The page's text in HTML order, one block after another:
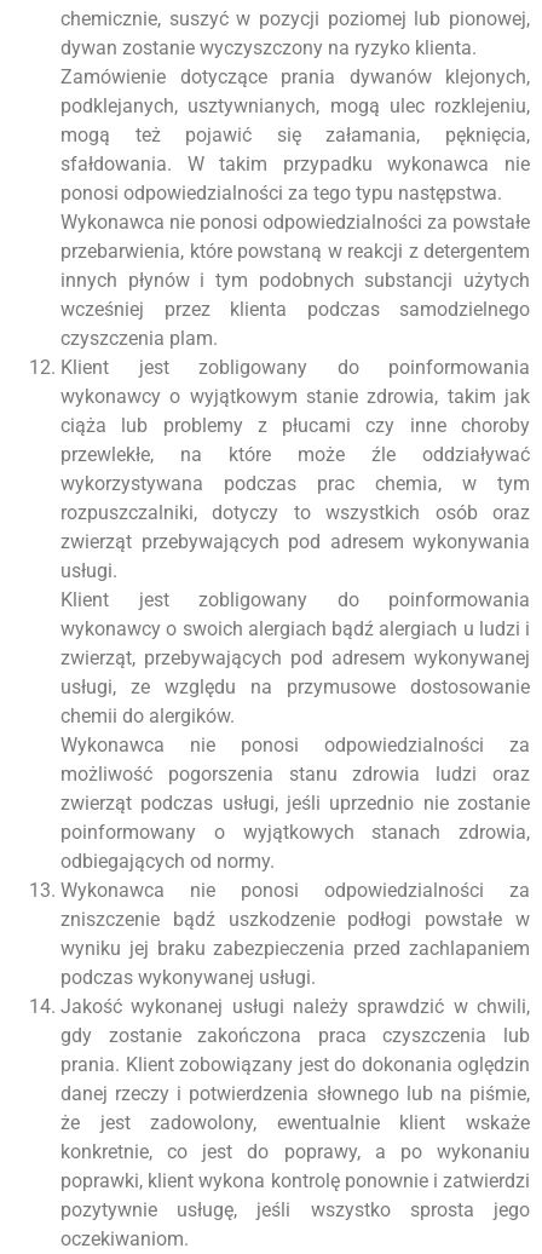
chemicznie, suszyć w pozycji poziomej lub pionowej,
dywan zostanie wyczyszczony na ryzyko klienta.
Zamówienie dotyczące prania dywanów klejonych,
podklejanych, usztywnianych, mogą ulec rozklejeniu,
mogą też pojawić się załamania, pęknięcia,
sfałdowania. W takim przypadku wykonawca nie
ponosi odpowiedzialności za tego typu następstwa.
Wykonawca nie ponosi odpowiedzialności za powstałe
przebarwienia, które powstaną w reakcji z detergentem
innych płynów i tym podobnych substancji użytych
wcześniej przez klienta podczas samodzielnego
czyszczenia plam.
Klient jest zobligowany do poinformowania
wykonawcy o wyjątkowym stanie zdrowia, takim jak
ciąża lub problemy z płucami czy inne choroby
przewlekłe, na które może źle oddziaływać
wykorzystywana podczas prac chemia, w tym
rozpuszczalniki, dotyczy to wszystkich osób oraz
zwierząt przebywających pod adresem wykonywania
usługi.
Klient jest zobligowany do poinformowania
wykonawcy o swoich alergiach bądź alergiach u ludzi i
zwierząt, przebywających pod adresem wykonywanej
usługi, ze względu na przymusowe dostosowanie
chemii do alergików.
Wykonawca nie ponosi odpowiedzialności za
możliwość pogorszenia stanu zdrowia ludzi oraz
zwierząt podczas usługi, jeśli uprzednio nie zostanie
poinformowany o wyjątkowych stanach zdrowia,
odbiegających od normy.
Wykonawca nie ponosi odpowiedzialności za
zniszczenie bądź uszkodzenie podłogi powstałe w
wyniku jej braku zabezpieczenia przed zachlapaniem
podczas wykonywanej usługi.
Jakość wykonanej usługi należy sprawdzić w chwili,
gdy zostanie zakończona praca czyszczenia lub
prania. Klient zobowiązany jest do dokonania oględzin
danej rzeczy i potwierdzenia słownego lub na piśmie,
że jest zadowolony, ewentualnie klient wskaże
konkretnie, co jest do poprawy, a po wykonaniu
poprawki, klient wykona kontrolę ponownie i zatwierdzi
pozytywnie usługę, jeśli wszystko sprosta jego
oczekiwaniom.